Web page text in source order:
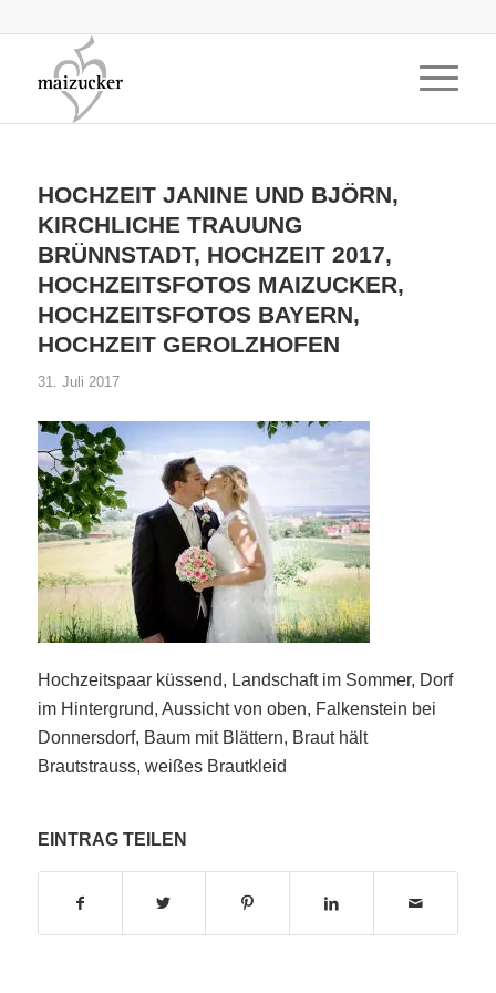
HOCHZEIT JANINE UND BJÖRN,
KIRCHLICHE TRAUUNG
BRÜNNSTADT, HOCHZEIT 2017,
HOCHZEITSFOTOS MAIZUCKER,
HOCHZEITSFOTOS BAYERN,
HOCHZEIT GEROLZHOFEN
31. Juli 2017
Hochzeitspaar küssend, Landschaft im Sommer, Dorf
im Hintergrund, Aussicht von oben, Falkenstein bei
Donnersdorf, Baum mit Blättern, Braut hält
Brautstrauss, weißes Brautkleid
EINTRAG TEILEN